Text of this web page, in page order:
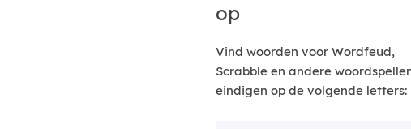
op
Vind woorden voor Wordfeud,
Scrabble en andere
eindigen op de volgende letters: